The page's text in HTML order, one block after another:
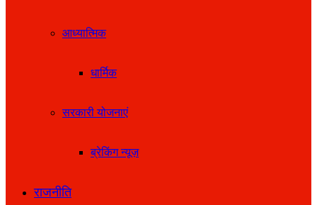
आध्यात्मिक
धार्मिक
सरकारी योजनाएं
ब्रेकिंग न्यूज़
राजनीति